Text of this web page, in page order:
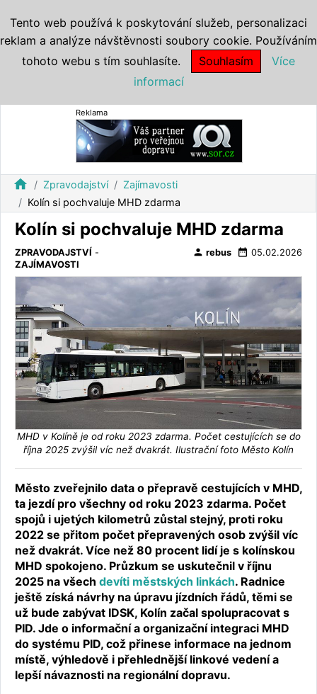
Reklama
home Zpravodajství
Zajímavosti
Kolín si pochvaluje MHD zdarma
Kolín si pochvaluje MHD zdarma
ZPRAVODAJSTVÍ -
ZAJÍMAVOSTI
person rebus date_range 05.02.2026
MHD v Kolíně je od roku 2023 zdarma. Počet cestujících se do
října 2025 zvýšil víc než dvakrát. Ilustrační foto Město Kolín
Město zveřejnilo data o přepravě cestujících v MHD,
ta jezdí pro všechny od roku 2023 zdarma. Počet
spojů i ujetých kilometrů zůstal stejný, proti roku
2022 se přitom počet přepravených osob zvýšil víc
než dvakrát. Více než 80 procent lidí je s kolínskou
MHD spokojeno. Průzkum se uskutečnil v říjnu
2025 na všech devíti městských linkách. Radnice
ještě získá návrhy na úpravu jízdních řádů, těmi se
už bude zabývat IDSK, Kolín začal spolupracovat s
PID. Jde o informační a organizační integraci MHD
do systému PID, což přinese informace na jednom
místě, výhledově i přehlednější linkové vedení a
lepší návaznosti na regionální dopravu.
Tento web používá k poskytování služeb, personalizaci
reklam a analýze návštěvnosti soubory cookie. Používáním
tohoto webu s tím souhlasíte.
Souhlasím
Více
informací